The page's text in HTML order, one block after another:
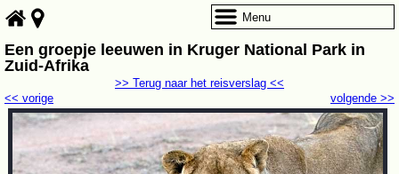
Een groepje leeuwen in Kruger National Park in
Zuid-Afrika
volgende >>
<< vorige
>> Terug naar het reisverslag <<
Menu